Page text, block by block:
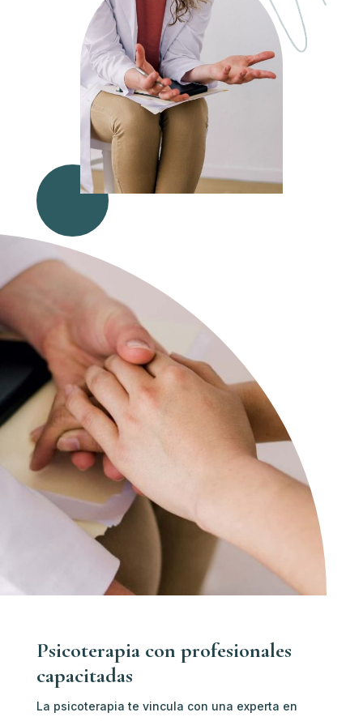
Psicoterapia con profesionales
capacitadas
La psicoterapia te vincula con una experta en